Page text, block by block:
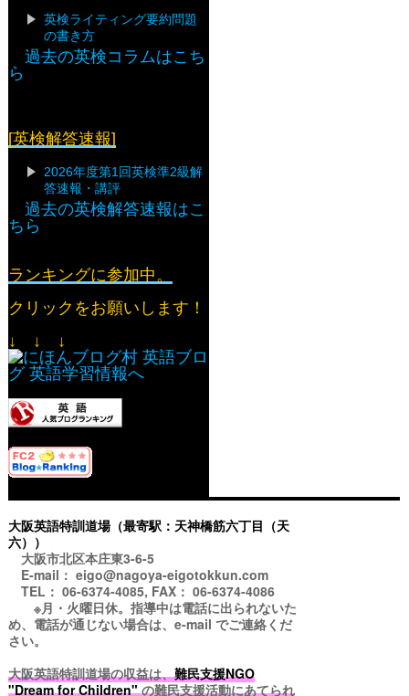
英検ライティング要約問題
の書き方
過去の英検コラムはこち
ら
[英検解答速報]
2026年度第1回英検準2級解
答速報・講評
過去の英検解答速報はこ
ちら
ランキングに参加中。
クリックをお願いします！
↓ ↓ ↓
大阪英語特訓道場（最寄駅：天神橋筋六丁目（天
六））
大阪市北区本庄東3-6-5
E-mail： eigo@nagoya-eigotokkun.com
TEL： 06-6374-4085, FAX： 06-6374-4086
※月・火曜日休。指導中は電話に出られないた
め、電話が通じない場合は、e-mail でご連絡くだ
さい。
大阪英語特訓道場の収益は、難民支援NGO
"Dream for Children"の難民支援活動にあてられ